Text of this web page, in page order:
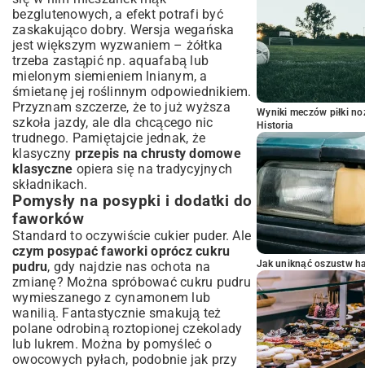
bezglutenowych, a efekt potrafi być
zaskakująco dobry. Wersja wegańska
jest większym wyzwaniem – żółtka
trzeba zastąpić np. aquafabą lub
mielonym siemieniem lnianym, a
śmietanę jej roślinnym odpowiednikiem.
Przyznam szczerze, że to już wyższa
szkoła jazdy, ale dla chcącego nic
trudnego. Pamiętajcie jednak, że
klasyczny przepis na chrusty domowe
klasyczne opiera się na tradycyjnych
składnikach.
Pomysły na posypki i dodatki do
faworków
Standard to oczywiście cukier puder. Ale
czym posypać faworki oprócz cukru
pudru, gdy najdzie nas ochota na
zmianę? Można spróbować cukru pudru
wymieszanego z cynamonem lub
wanilią. Fantastycznie smakują też
polane odrobiną roztopionej czekolady
lub lukrem. Można by pomyśleć o
owocowych pyłach, podobnie jak przy
Wyniki meczów piłki
Historia
Jak uniknąć oszustw